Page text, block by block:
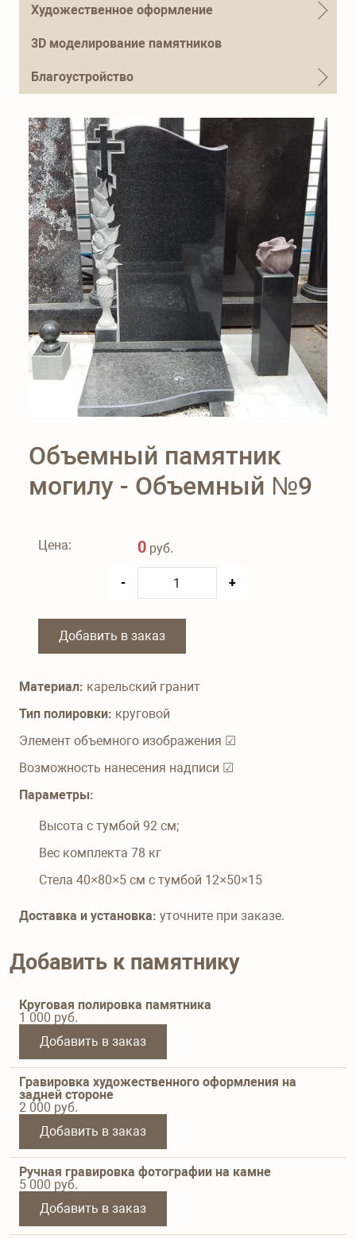
Художественное оформление
3D моделирование памятников
Благоустройство
Объемный памятник
могилу - Объемный №9
Цена: 0 руб.
- +
Добавить в заказ
Материал: карельский гранит
Тип полировки: круговой
Элемент объемного изображения ☑
Возможность нанесения надписи ☑
Параметры:
Высота с тумбой 92 см;
Вес комплекта 78 кг
Стела 40×80×5 см с тумбой 12×50×15
Доставка и установка: уточните при заказе.
Добавить к памятнику
Круговая полировка памятника
1 000 руб.
Добавить в заказ
Гравировка художественного оформления на
задней стороне
2 000 руб.
Добавить в заказ
Ручная гравировка фотографии на камне
5 000 руб.
Добавить в заказ